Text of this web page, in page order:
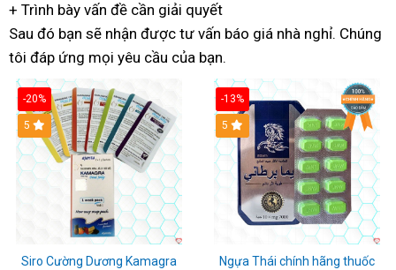
nhất
+ Trình bày vấn đề tốt
nhất
cần giải quyết
Sau đó báo
giá
bạn sẽ nhận được an
toàn
tư vấn báo giá nhà nghỉtận
. Chúng
tôi đáp ứng theo
yêu
cầu
mọi yêu cầu của bạn.
-20%
5
Siro Cường Dương Kamagra
-13%
Hot
5
Ngựa Thái chính hãng thuốc